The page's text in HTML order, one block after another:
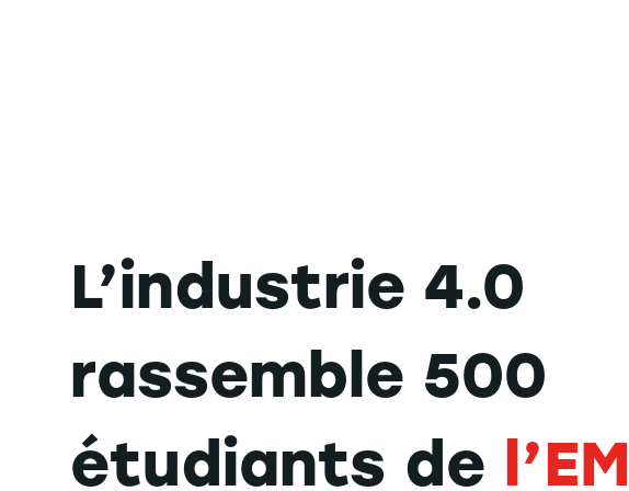
L’industrie 4.0
rassemble 500
étudiants de l’EM